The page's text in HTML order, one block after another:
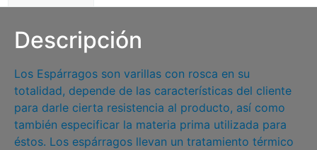
Descripción
Los Espárragos son varillas con rosca en su
totalidad, depende de las características del cliente
para darle cierta resistencia al producto, así como
también especificar la materia prima utilizada para
éstos. Los espárragos llevan un tratamiento térmico